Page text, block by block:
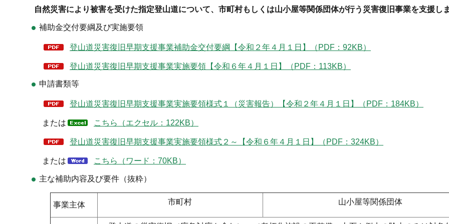
自然災害により被害を受けた指定登山道について、市町村もしくは山小屋等関係団体が行う災害復旧事業を支援し
補助金交付要綱及び実施要領
登山道災害復旧早期支援事業補助金交付要綱【令和２年４月１日】（PDF：92KB）
登山道災害復旧早期支援事業実施要領【令和６年４月１日】（PDF：113KB）
申請書類等
登山道災害復旧早期支援事業実施要領様式１（災害報告）【令和２年４月１日】（PDF：184KB）
または こちら（エクセル：122KB）
登山道災害復旧早期支援事業実施要領様式２～【令和６年４月１日】（PDF：324KB）
または こちら（ワード：70KB）
主な補助内容及び要件（抜粋）
事業主体 市町村 山小屋等関係団体